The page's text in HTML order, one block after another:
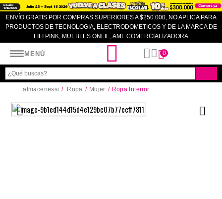
ENVÍO GRATIS POR COMPRAS SUPERIORES A $250.000, NO APLICA PARA
PRODUCTOS DE TECNOLOGIA, ELECTRODOMETICOS Y DE LA MARCA DE
LILI PINK, MUEBLES ONLIE, AML COMERCIALIZADORA
MENÚ
Almacenes SI
0
almacenessi Ropa Mujer Ropa Interior